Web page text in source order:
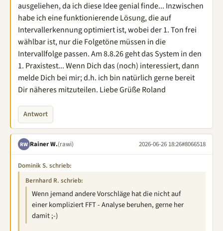
ausgeliehen, da ich diese Idee genial finde... Inzwischen
habe ich eine funktionierende Lösung, die auf
Intervallerkennung optimiert ist, wobei der 1. Ton frei
wählbar ist, nur die Folgetöne müssen in die
Intervallfolge passen. Am 8.8.26 geht das System in den
1. Praxistest... Wenn Dich das (noch) interessiert, dann
melde Dich bei mir; d.h. ich bin natürlich gerne bereit
Dir näheres mitzuteilen. Liebe Grüße Roland
Antwort
RW Rainer W.(rawi) 2026-06-26 18:26#8066518
Dominik S. schrieb:
Bernhard R. schrieb:
Wenn jemand andere Vorschläge hat die nicht auf
einer kompliziert FFT - Analyse beruhen, gerne her
damit ;-)